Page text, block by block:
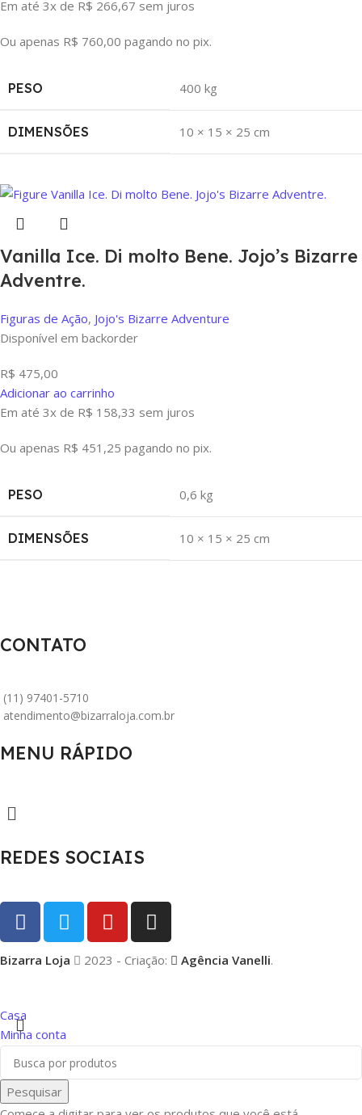
Em até 3x de R$ 266,67 sem juros
Ou apenas R$ 760,00 pagando no pix.
PESO 400 kg
DIMENSÕES 10 × 15 × 25 cm
Vanilla Ice. Di molto Bene. Jojo’s Bizarre
Adventre.
Figuras de Ação, Jojo's Bizarre Adventure
Disponível em backorder
R$ 475,00
Adicionar ao carrinho
Em até 3x de R$ 158,33 sem juros
Ou apenas R$ 451,25 pagando no pix.
PESO 0,6 kg
DIMENSÕES 10 × 15 × 25 cm
CONTATO
(11) 97401-5710
atendimento@bizarraloja.com.br
MENU RÁPIDO
REDES SOCIAIS
Bizarra Loja 2023 - Criação: Agência Vanelli.
Pesquisar
Casa
Minha conta
Carrinho
Menu